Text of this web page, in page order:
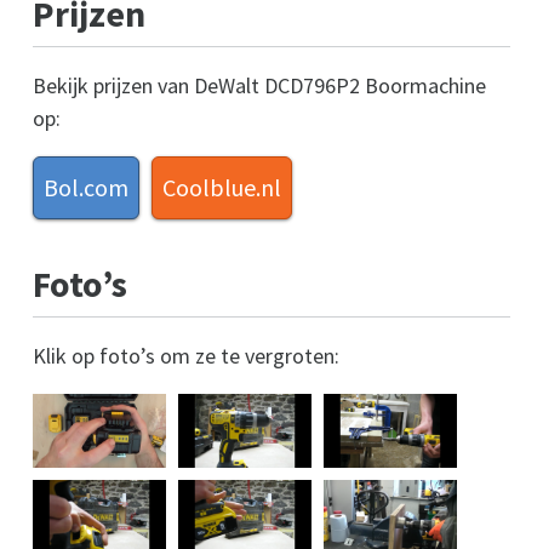
Prijzen
Bekijk prijzen van DeWalt DCD796P2 Boormachine
op:
Bol.com Coolblue.nl
Foto’s
Klik op foto’s om ze te vergroten: